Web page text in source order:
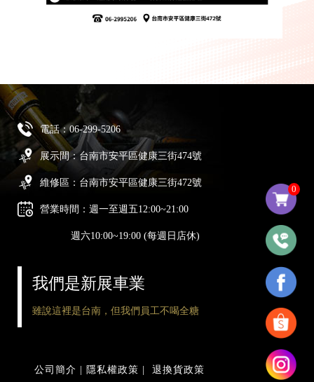
0
電話：06-299-5206
展示間：台南市安平區健康三街474號
維修區：台南市安平區健康三街472號
營業時間：週一至週五12:00~21:00
週六10:00~19:00 (每週日店休)
我們是新展車業
雖說這裡是台南，但我們員工不喝全糖
公司簡介 隱私權政策 退換貨政策